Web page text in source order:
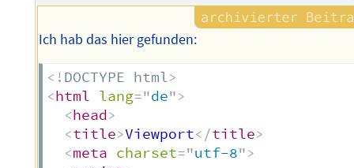
Ich hab das hier gefunden:
<! DOCTYPE html>
<html lang="de">
<head>
<title>Viewport</title>
<meta charset="utf-8">